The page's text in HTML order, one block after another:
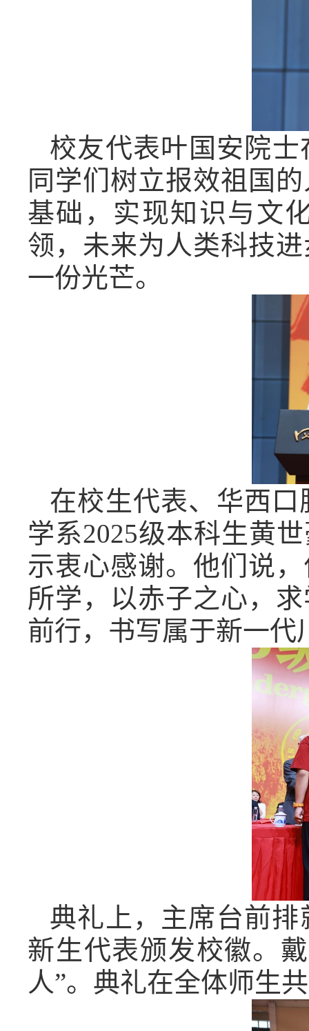
校友代表叶国安院
同学们树立报效祖国
基础，实现知识与文
领，未来为人类科技
一份光芒。
在校生代表、华西
学系2025级本科生黄
示衷心感谢。他们说
所学，以赤子之心，
前行，书写属于新一代
典礼上，主席台前
新生代表颁发校徽。
人”。典礼在全体师生